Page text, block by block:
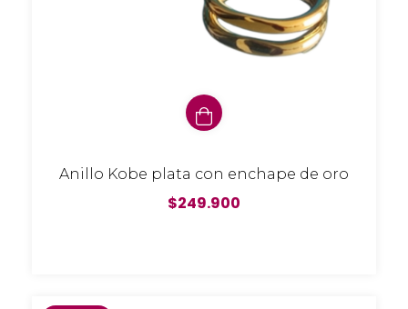
Anillo Kobe plata con enchape de oro
$249.900